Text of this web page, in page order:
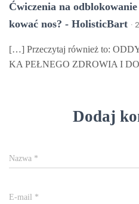
Ćwiczenia na
kować nos? - HolisticBart ·
[…] Przeczytaj również to:
KA PEŁNEGO ZDROWIA I
Dodaj
Nazwa *
E-mail *